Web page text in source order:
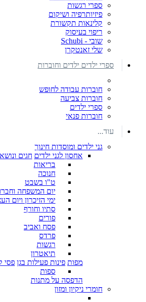
ספרי רגשות
פיזיותרפיה ושיקום
קלינאות תקשורת
ריפוי בעיסוק
שובי - Schubi
שלי זאנטקרן
ספרי ילדים ילדים וחוברות
חוברות עבודה לחופש
חוברות צביעה
ספרי ילדים
חוברות פנאי
עוד...
גני ילדים ומוסדות חינוך
אחסון לגני ילדים חגים
בריאות
חנוכה
ט"ו בשבט
יום המשפחה
ימי הזיכרון ויום
סתיו וחורף
פורים
פסח ואביב
פרדס
רגשות
תיאטרון
מפות פינות פעילות בגן פסי
ספות
הדפסה על מתנות
חומרי ניקיון ומזון